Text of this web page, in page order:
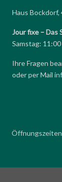
Haus
Jour fixe –Das
Samstag:
Ihre Fragen
oder per Mail
Öffnungszeiten